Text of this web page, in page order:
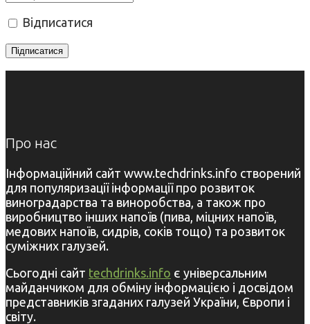
Відписатися
Про нас
Інформаційний сайт www.techdrinks.info створений
для популяризації інформації про розвиток
виноградарства та виноробства, а також про
виробництво інших напоїв (пива, міцних напоїв,
медових напоїв, сидрів, соків тощо) та розвиток
суміжних галузей.
Сьогодні сайт techdrinks.info є універсальним
майданчиком для обміну інформацією і досвідом
представників згаданих галузей України, Європи і
світу.